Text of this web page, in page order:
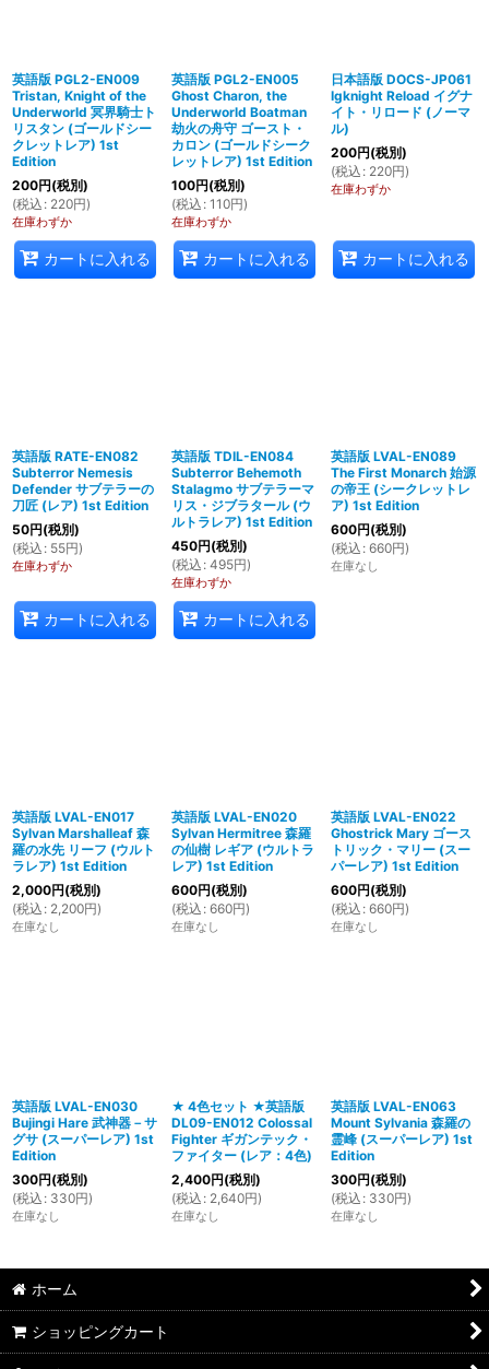
英語版 PGL2-EN009
Tristan, Knight of the
Underworld 冥界騎士ト
リスタン (ゴールドシー
クレットレア) 1st
Edition
200円(税別)
(税込 : 220円)
在庫わずか
カートに入れる
英語版 PGL2-EN005
Ghost Charon, the
Underworld Boatman
劫火の舟守 ゴースト・
カロン (ゴールドシーク
レットレア) 1st Edition
100円(税別)
(税込 : 110円)
在庫わずか
カートに入れる
日本語版 DOCS-JP061
Igknight Reload イグナ
イト・リロード (ノーマ
ル)
200円(税別)
(税込 : 220円)
在庫わずか
カートに入れる
英語版 RATE-EN082
Subterror Nemesis
Defender サブテラーの
刀匠 (レア) 1st Edition
50円(税別)
(税込 : 55円)
在庫わずか
カートに入れる
英語版 TDIL-EN084
Subterror Behemoth
Stalagmo サブテラーマ
リス・ジブラタール (ウ
ルトラレア) 1st Edition
450円(税別)
(税込 : 495円)
在庫わずか
カートに入れる
英語版 LVAL-EN089
The First Monarch 始源
の帝王 (シークレットレ
ア) 1st Edition
600円(税別)
(税込 : 660円)
在庫なし
英語版 LVAL-EN017
Sylvan Marshalleaf 森
羅の水先 リーフ (ウルト
ラレア) 1st Edition
2,000円(税別)
(税込 : 2,200円)
在庫なし
英語版 LVAL-EN020
Sylvan Hermitree 森羅
の仙樹 レギア (ウルトラ
レア) 1st Edition
600円(税別)
(税込 : 660円)
在庫なし
英語版 LVAL-EN022
Ghostrick Mary ゴース
トリック・マリー (スー
パーレア) 1st Edition
600円(税別)
(税込 : 660円)
在庫なし
英語版 LVAL-EN030
Bujingi Hare 武神器－サ
グサ (スーパーレア) 1st
Edition
300円(税別)
(税込 : 330円)
在庫なし
★ 4色セット ★英語版
DL09-EN012 Colossal
Fighter ギガンテック・
ファイター (レア：4色)
2,400円(税別)
(税込 : 2,640円)
在庫なし
英語版 LVAL-EN063
Mount Sylvania 森羅の
霊峰 (スーパーレア) 1st
Edition
300円(税別)
(税込 : 330円)
在庫なし
ホーム
ショッピングカート